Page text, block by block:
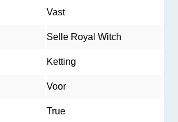
Vast
Selle Royal Witch
Ketting
Voor
True